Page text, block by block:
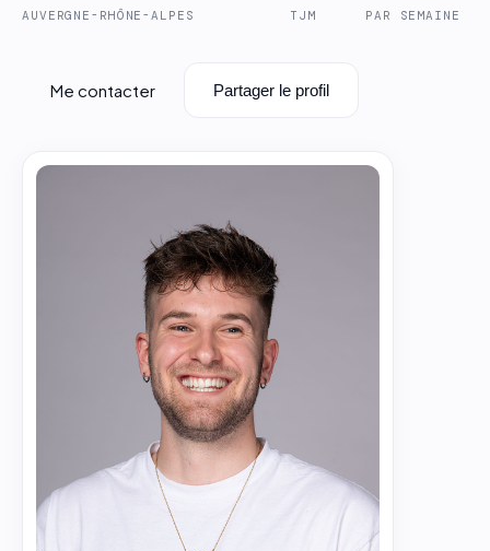
AUVERGNE-RHÔNE-ALPES TJM PAR SEMAINE
Me contacter Partager le profil